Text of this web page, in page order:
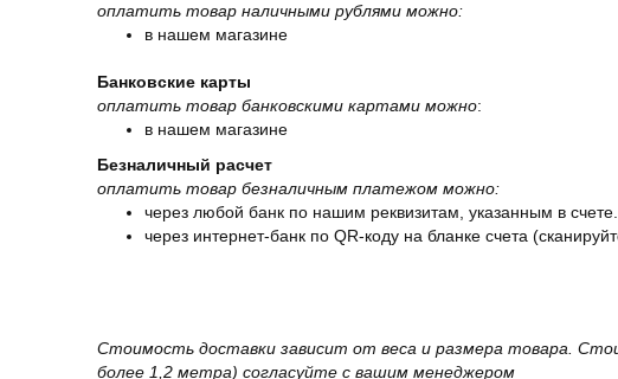
оплатить товар наличными рублями можно:
в нашем магазине
Банковские карты
оплатить товар банковскими картами можно:
в нашем магазине
Безналичный расчет
оплатить товар безналичным платежом можно:
через любой банк по нашим реквизитам, указанным в счете.
через интернет-банк по QR-коду на бланке счета
Стоимость доставки зависит от веса и размера товара.
более 1,2 метра) согласуйте с вашим менеджером